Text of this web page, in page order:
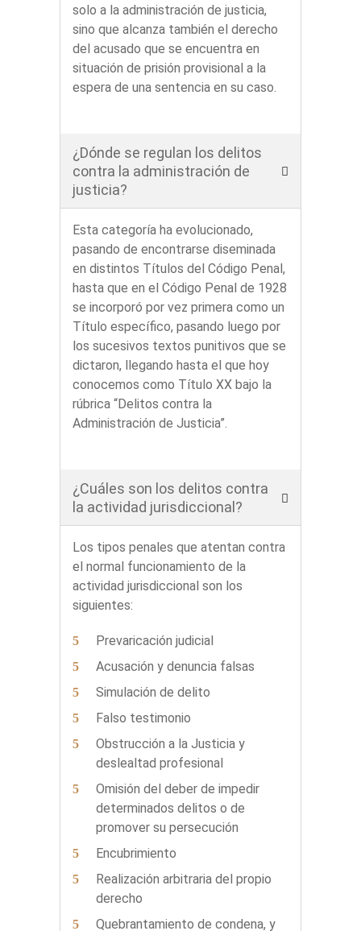
solo a la administración de justicia,
sino que alcanza también el derecho
del acusado que se encuentra en
situación de prisión provisional a la
espera de una sentencia en su caso.
¿Dónde se regulan los delitos
contra la administración de
justicia?
Esta categoría ha evolucionado,
pasando de encontrarse diseminada
en distintos Títulos del Código Penal,
hasta que en el Código Penal de 1928
se incorporó por vez primera como un
Título específico, pasando luego por
los sucesivos textos punitivos que se
dictaron, llegando hasta el que hoy
conocemos como Título XX bajo la
rúbrica “Delitos contra la
Administración de Justicia”.
¿Cuáles son los delitos contra
la actividad jurisdiccional?
Los tipos penales que atentan contra
el normal funcionamiento de la
actividad jurisdiccional son los
siguientes:
Prevaricación judicial
Acusación y denuncia falsas
Simulación de delito
Falso testimonio
Obstrucción a la Justicia y
deslealtad profesional
Omisión del deber de impedir
determinados delitos o de
promover su persecución
Encubrimiento
Realización arbitraria del propio
derecho
Quebrantamiento de condena, y